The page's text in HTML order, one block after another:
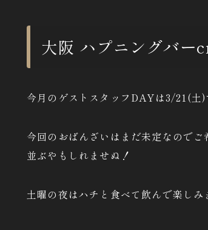
大阪 ハプニングバ
今月のゲストスタッフDAYは3/21(土
今回のおばんざいはまだ未定なので
並ぶやもしれませぬ！
土曜の夜はハチと食べて飲んで楽しみ